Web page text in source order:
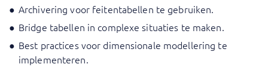
Archivering voor feitentabellen te gebruiken.
Bridge tabellen in complexe situaties te maken.
Best practices voor dimensionale modellering te
implementeren.